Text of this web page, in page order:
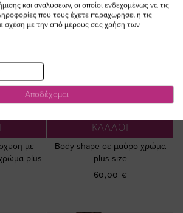
με
plus
ΚΑΛΑΘΙ
Βody shape σε μαύρο χρώμα
plus size
60,00 €
και αναλύσεων, οι οποίοι ενδεχομένως να τις
που τους έχετε παραχωρήσει ή τις
σχέση με την από μέρους σας χρήση των
Αποδέχομαι